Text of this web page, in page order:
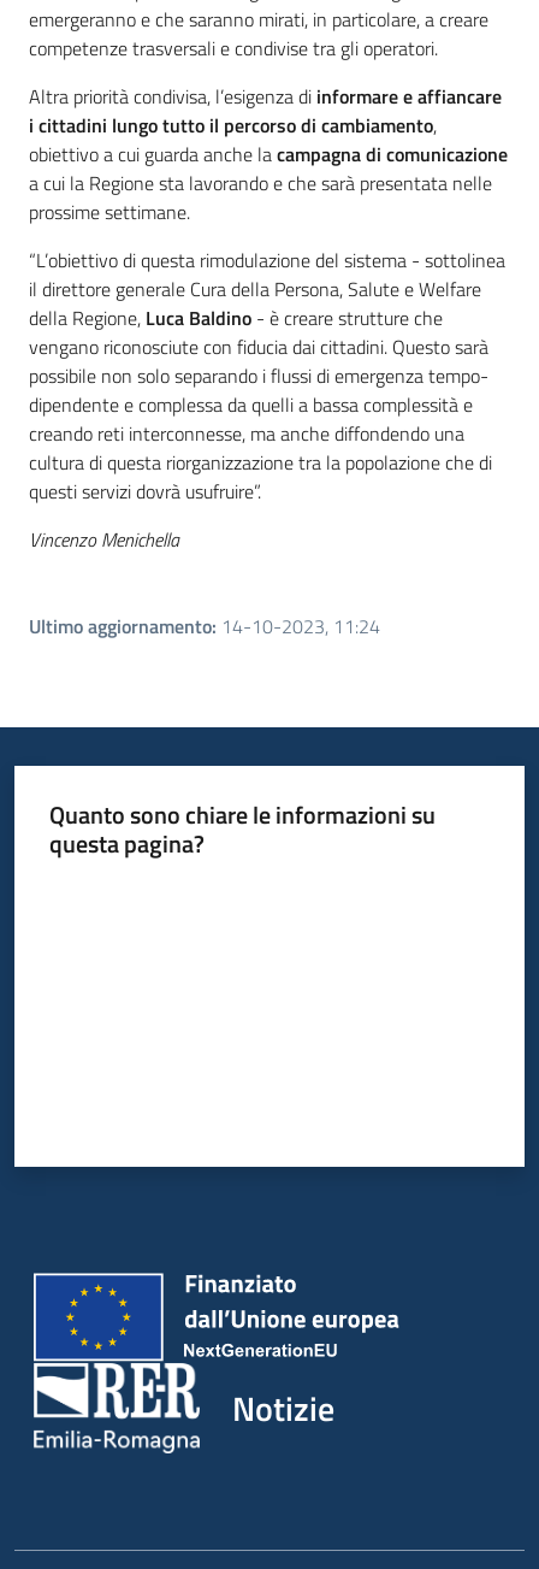
emergeranno e che saranno mirati, in particolare, a creare
competenze trasversali e condivise tra gli operatori.
Altra priorità condivisa, l’esigenza di informare e affiancare
i cittadini lungo tutto il percorso di cambiamento,
obiettivo a cui guarda anche lacampagna di comunicazione
a cui la Regione sta lavorando e che sarà presentata nelle
prossime settimane.
“L’obiettivo di questa rimodulazione del sistema - sottolinea
il direttore generale Cura della Persona, Salute e Welfare
della Regione, Luca Baldino - è creare strutture che
vengano riconosciute con fiducia dai cittadini. Questo sarà
possibile non solo separando i flussi di emergenza tempo-
dipendente e complessa da quelli a bassa complessità e
creando reti interconnesse, ma anche diffondendo una
cultura di questa riorganizzazione tra la popolazione che di
questi servizi dovrà usufruire”.
Vincenzo Menichella
Ultimo aggiornamento: 14-10-2023, 11:24
Quanto sono chiare le informazioni su
questa pagina?
Notizie